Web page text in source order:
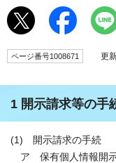
ページ番号1008671 更新
1 開示請求等の手
(1) 開示請求の手続
ア 保有個人情報開示